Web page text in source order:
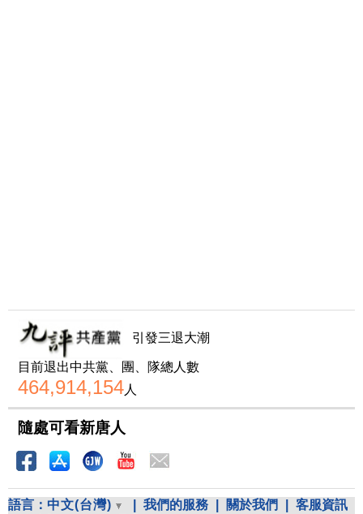
引發三退大潮
目前退出中共黨、團、隊總人數
464,914,154人
隨處可看新唐人
語言： 中文(台灣) 我們的服務 關於我們
客服資訊